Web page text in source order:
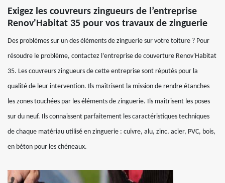
Exigez les couvreurs zingueurs de l’entreprise
Renov'Habitat 35 pour vos travaux de zinguerie
Des problèmes sur un des éléments de zinguerie sur votre toiture ? Pour
résoudre le problème, contactez l’entreprise de couverture Renov'Habitat
35. Les couvreurs zingueurs de cette entreprise sont réputés pour la
qualité de leur intervention. Ils maîtrisent la mission de rendre étanches
les zones touchées par les éléments de zinguerie. Ils maîtrisent les poses
sur du neuf. Ils connaissent parfaitement les caractéristiques techniques
de chaque matériau utilisé en zinguerie : cuivre, alu, zinc, acier, PVC, bois,
en béton pour les chéneaux.